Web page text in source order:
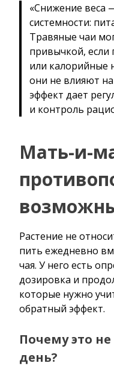
«Снижение веса
системности:
Травяные чаи
привычкой, если
или калорийные
они не влияют
эффект дает
и контроль
Мать-и-
Растение не
пить ежедневно
чая. У него есть
дозировка и
которые нужно
обратный эффект.
Почему это
день?